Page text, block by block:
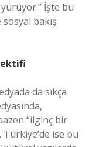
İşte bu
bakış
da sıkça
“ilginç bir
Türkiye’de ise bu